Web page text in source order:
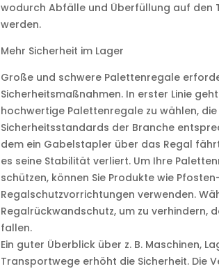
wodurch Abfälle und Überfüllung auf den
werden.
Mehr Sicherheit im Lager
Große und schwere Palettenregale
Sicherheitsmaßnahmen. In erster Linie
hochwertige Palettenregale zu wählen,
Sicherheitsstandards der Branche
dem ein Gabelstapler über das Regal
es seine Stabilität verliert. Um Ihre
schützen, können Sie Produkte wie
Regalschutzvorrichtungen verwenden.
Regalrückwandschutz, um zu verhindern,
fallen.
Ein guter Überblick über z. B. Maschinen,
Transportwege erhöht die Sicherheit. Die